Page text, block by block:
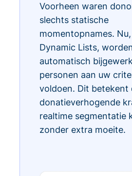
Voorheen waren
slechts statische
momentopnames.
Dynamic Lists,
automatisch
personen aan uw
voldoen. Dit betekent
donatieverhogende
realtime segmentatie
zonder extra moeite.